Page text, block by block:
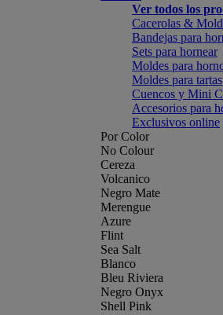
Ver todos los
Cacerolas &
Bandejas para
Sets para hornear
Moldes para
Moldes para tartas
Cuencos y Mini
Accesorios para
Exclusivos online
Por Color
No Colour
Cereza
Volcanico
Negro Mate
Merengue
Azure
Flint
Sea Salt
Blanco
Bleu Riviera
Negro Onyx
Shell Pink